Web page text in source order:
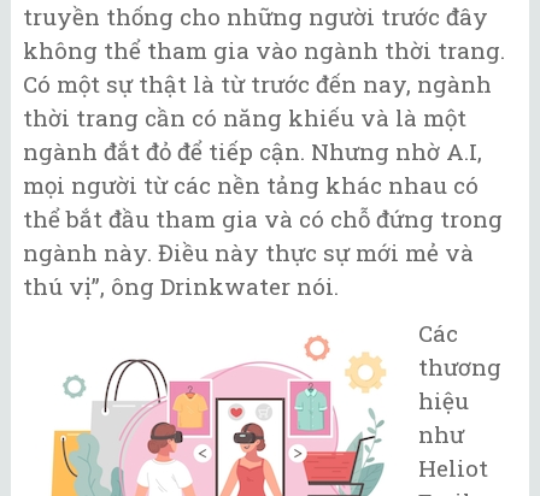
truyền thống cho những người trước đây
không thể tham gia vào ngành thời trang.
Có một sự thật là từ trước đến nay, ngành
thời trang cần có năng khiếu và là một
ngành đắt đỏ để tiếp cận. Nhưng nhờ A.I,
mọi người từ các nền tảng khác nhau có
thể bắt đầu tham gia và có chỗ đứng trong
ngành này. Điều này thực sự mới mẻ và
thú vị”, ông Drinkwater nói.
Các
thương
hiệu
như
Heliot